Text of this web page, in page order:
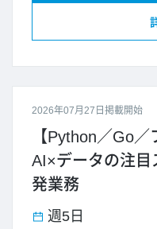
2026年07月27日掲載開始
【Python／Go／
AI×データの注目
発業務
週5日